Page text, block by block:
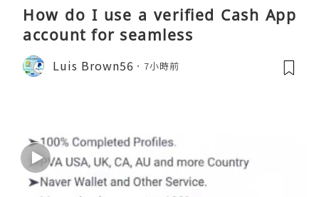
How do I use a verified Cash App
account for seamless
Luis Brown56 7小時前